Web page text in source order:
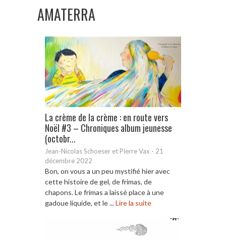
AMATERRA
La crème de la crème : en route vers
Noël #3 – Chroniques album jeunesse
(octobr...
Jean-Nicolas Schoeser et Pierre Vax - 21
décembre 2022
Bon, on vous a un peu mystifié hier avec
cette histoire de gel, de frimas, de
chapons. Le frimas a laissé place à une
gadoue liquide, et le ...Lire la suite